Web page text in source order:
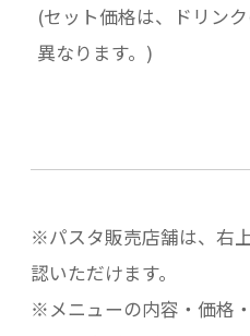
(セット価格は、ドリン
異なります。)
※パスタ販売店舗は、右
認いただけます。
※メニューの内容・価格